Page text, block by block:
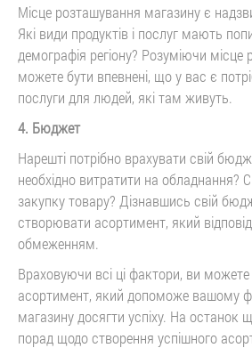
Місце розташування магазину є
Які види продуктів і послуг мають
демографія регіону? Розуміючи
можете бути впевнені, що у вас є
послуги для людей, які там живуть.
4. Бюджет
Нарешті потрібно врахувати свій
необхідно витратити на обладнання?
закупку товару? Дізнавшись свій
створювати асортимент, який
обмеженням.
Враховуючи всі ці фактори, ви
асортимент, який допоможе вашому
магазину досягти успіху. На останок
порад щодо створення успішного